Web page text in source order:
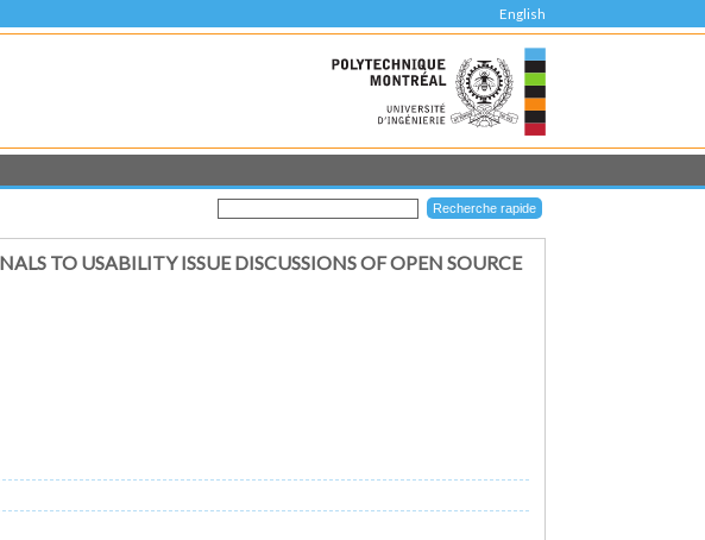
English
TO USABILITY ISSUE DISCUSSIONS OF OPEN SOURCE